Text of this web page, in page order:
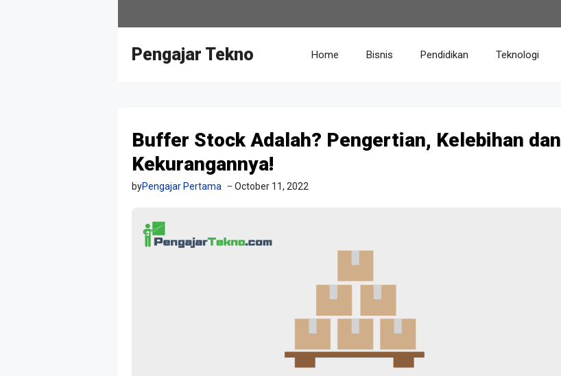
Pengajar Tekno Home Bisnis Pendidikan Teknologi
Buffer Stock Adalah? Pengertian, Kelebihan dan
Kekurangannya!
byPengajar Pertama October 11, 2022